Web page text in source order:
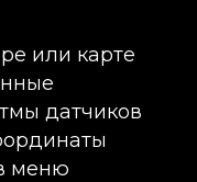
или карте
датчиков
меню